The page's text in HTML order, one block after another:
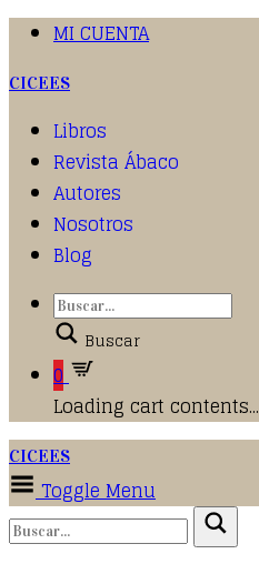
MI CUENTA
CICEES
Libros
Revista Ábaco
Autores
Nosotros
Blog
Buscar
0
Loading cart contents...
CICEES
Toggle Menu